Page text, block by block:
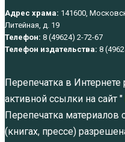
Адрес храма: 141600,
Литейная, д. 19
Телефон: 8 (49624) 2-72-67
Телефон издательства: 8
Перепечатка в
активной ссылки на сайт "
Перепечатка материалов
(книгах, прессе)